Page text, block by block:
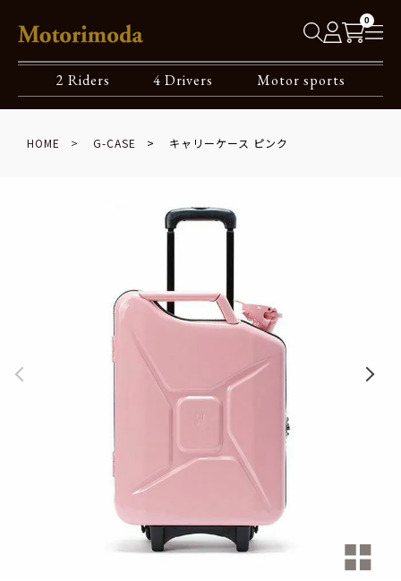
0
2 Riders 4 Drivers Motor sports
HOME G-CASE キャリーケース ピンク